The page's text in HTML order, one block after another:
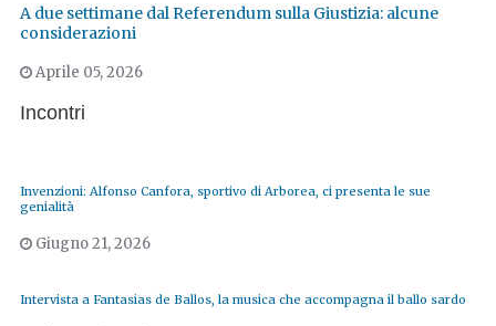
A due settimane dal Referendum sulla Giustizia: alcune
considerazioni
Aprile 05, 2026
Incontri
Invenzioni: Alfonso Canfora, sportivo di Arborea, ci presenta le sue
genialità
Giugno 21, 2026
Intervista a Fantasias de Ballos, la musica che accompagna il ballo sardo